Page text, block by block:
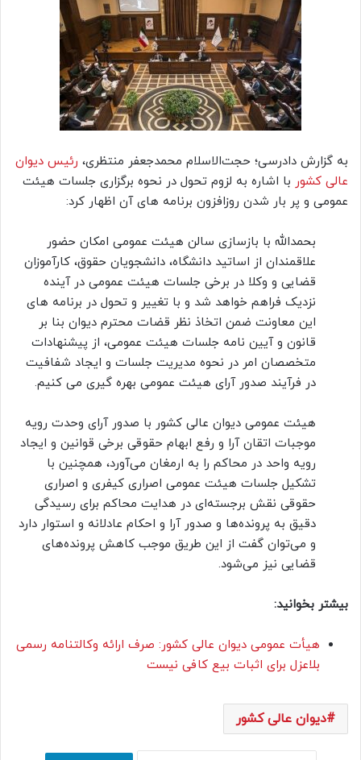
به گزارش دادرسی؛ حجت‌الاسلام محمدجعفر منتظری، رئیس دیوان
عالی کشور با اشاره به لزوم تحول در نحوه برگزاری جلسات هیئت
عمومی و پر بار شدن روزافزون برنامه های آن اظهار کرد:
بحمدالله با بازسازی سالن هیئت عمومی امکان حضور
علاقمندان از اساتید دانشگاه، دانشجویان حقوق، کارآموزان
قضایی و وکلا در برخی جلسات هیئت عمومی در آینده
نزدیک فراهم خواهد شد و با تغییر و تحول در برنامه های
این معاونت ضمن اتخاذ نظر قضات محترم دیوان بنا بر
قانون و آیین نامه جلسات هیئت عمومی، از پیشنهادات
متخصصان امر در نحوه مدیریت جلسات و ایجاد شفافیت
در فرآیند صدور آرای هیئت عمومی بهره گیری می کنیم.
هیئت عمومی دیوان عالی کشور با صدور آرای وحدت رویه
موجبات اتقان آرا و رفع ابهام حقوقی برخی قوانین و ایجاد
رویه واحد در محاکم را به ارمغان می‌آورد، همچنین با
تشکیل جلسات هیئت عمومی اصراری کیفری و اصراری
حقوقی نقش برجسته‌ای در هدایت محاکم برای رسیدگی
دقیق به پرونده‌ها و صدور آرا و احکام عادلانه و استوار دارد
و می‌توان گفت از این طریق موجب کاهش پرونده‌های
قضایی نیز می‌شود.
بیشتر بخوانید:
هیأت عمومی دیوان عالی کشور: صرف ارائه وکالتنامه رسمی
بلاعزل برای اثبات بیع کافی نیست
دیوان عالی کشور